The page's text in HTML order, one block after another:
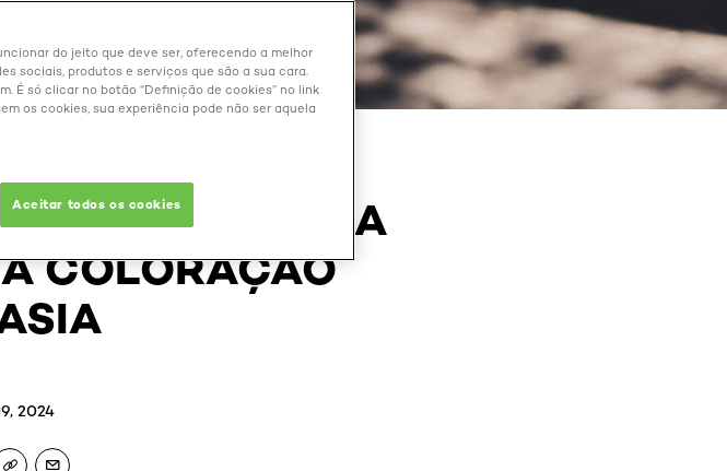
SAIBA
COLORAÇÃO
2024
do jeito que deve ser, oferecendo a melhor
sociais, produtos e serviços que são a sua cara.
É só clicar no botão “Definição de cookies” no link
os cookies, sua experiência pode não ser aquela
Aceitar todos os cookies